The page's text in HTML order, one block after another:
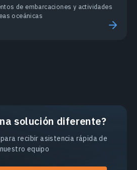
de embarcaciones y actividades
oceánicas
solución diferente?
recibir asistencia rápida de
nuestro equipo